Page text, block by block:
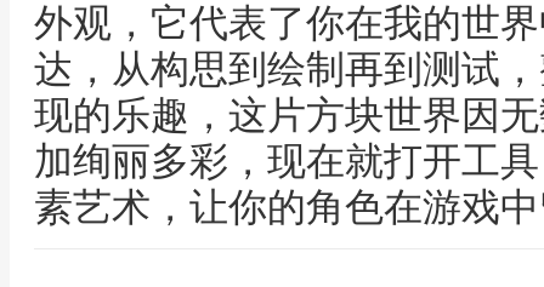
外观，它代表了你在我的世
达，从构思到绘制再到测试
现的乐趣，这片方块世界因
加绚丽多彩，现在就打开工
素艺术，让你的角色在游戏